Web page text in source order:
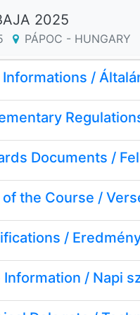
2025
PÁPOC - HUNGARY
/
Documents /
the Course /
/
Information / Napi